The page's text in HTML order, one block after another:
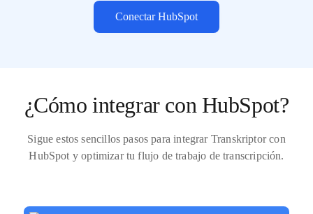
Conectar HubSpot
¿Cómo integrar con HubSpot?
Sigue estos sencillos pasos para integrar Transkriptor con
HubSpot y optimizar tu flujo de trabajo de transcripción.